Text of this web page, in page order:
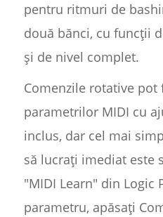
pentru ritmuri de
două bănci, cu funcții
și de nivel complet.
Comenzile rotative
parametrilor MIDI cu
inclus, dar cel mai
să lucrați imediat este
"MIDI Learn" din Logic
parametru, apăsați